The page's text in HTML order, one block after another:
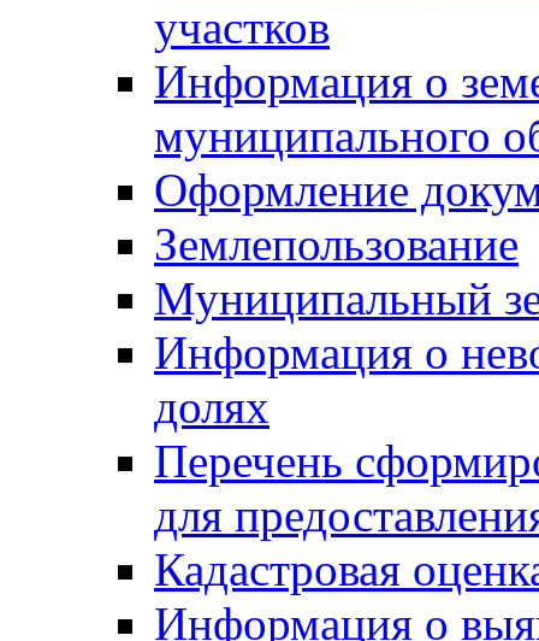
участков
Информация о
муниципального
Оформление
Землепользование
Муниципальный
Информация о
долях
Перечень
для
Кадастровая
Информация о